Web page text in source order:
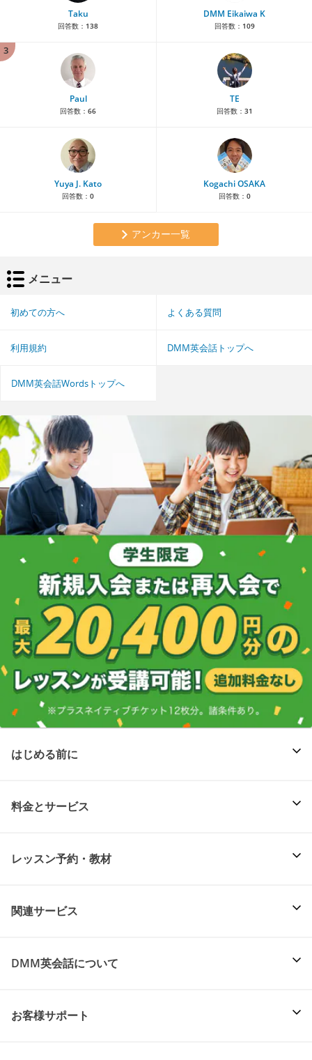
Taku
回答数： 138
DMM Eikaiwa K
回答数： 109
3
Paul
回答数： 66
TE
回答数： 31
Yuya J. Kato
回答数： 0
Kogachi OSAKA
回答数： 0
アンカー一覧
メニュー
初めての方へ よくある質問
利用規約 DMM英会話トップへ
DMM英会話Wordsトップへ
はじめる前に
料金とサービス
レッスン予約・教材
関連サービス
DMM英会話について
お客様サポート